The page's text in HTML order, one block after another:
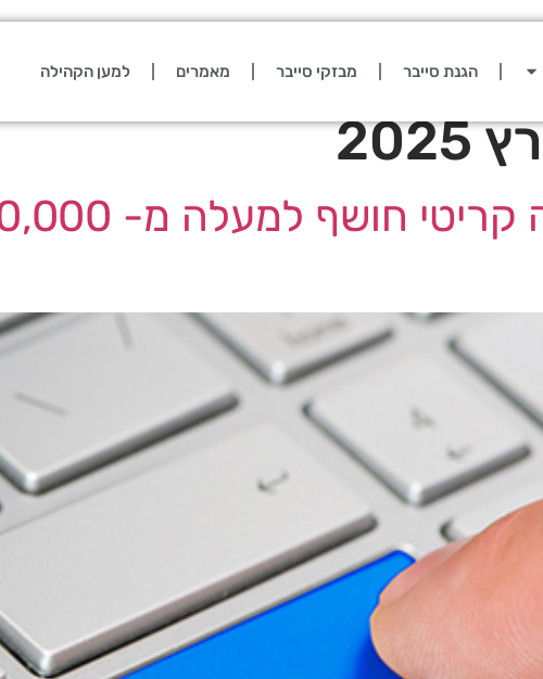
הגנת סייבר מבזקי סייבר מאמרים למען הקהילה